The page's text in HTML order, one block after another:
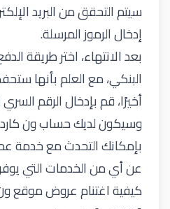
سيتم التحقق من البريد
إدخال الرموز المرسلة.
بعد الانتهاء، اختر طريقة
البنكي، مع العلم بأنها
أخيرًا، قم بإدخال الرقم
وسيكون لديك حساب ون كارد
بإمكانك التحدث معخدمة
عن أي من الخدمات التي
كيفية اغتنام عروض موقع